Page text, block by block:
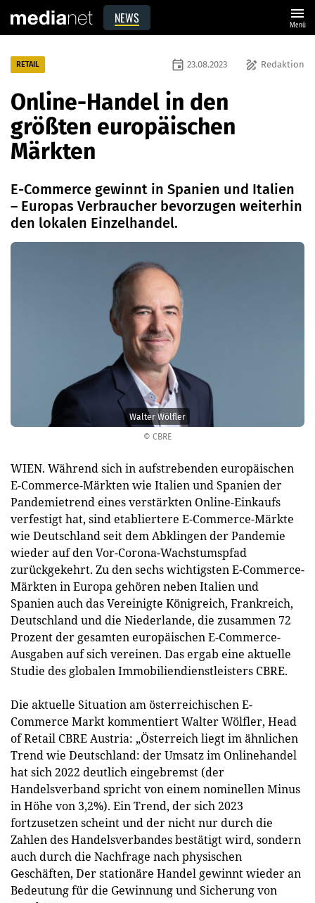
NEWS menu
Menü
© CBRE
Walter Wölfler
RETAIL draw Redaktion
event 23.08.2023
Online-Handel in den
größten europäischen
Märkten
E-Commerce gewinnt in Spanien und Italien
– Europas Verbraucher bevorzugen weiterhin
den lokalen Einzelhandel.
WIEN. Während sich in aufstrebenden europäischen
E-Commerce-Märkten wie Italien und Spanien der
Pandemietrend eines verstärkten Online-Einkaufs
verfestigt hat, sind etabliertere E-Commerce-Märkte
wie Deutschland seit dem Abklingen der Pandemie
wieder auf den Vor-Corona-Wachstumspfad
zurückgekehrt. Zu den sechs wichtigsten E-Commerce-
Märkten in Europa gehören neben Italien und
Spanien auch das Vereinigte Königreich, Frankreich,
Deutschland und die Niederlande, die zusammen 72
Prozent der gesamten europäischen E-Commerce-
Ausgaben auf sich vereinen. Das ergab eine aktuelle
Studie des globalen Immobiliendienstleisters CBRE.
Die aktuelle Situation am österreichischen E-
Commerce Markt kommentiert Walter Wölfler, Head
of Retail CBRE Austria: „Österreich liegt im ähnlichen
Trend wie Deutschland: der Umsatz im Onlinehandel
hat sich 2022 deutlich eingebremst (der
Handelsverband spricht von einem nominellen Minus
in Höhe von 3,2%). Ein Trend, der sich 2023
fortzusetzen scheint und der nicht nur durch die
Zahlen des Handelsverbandes bestätigt wird, sondern
auch durch die Nachfrage nach physischen
Geschäften, Der stationäre Handel gewinnt wieder an
Bedeutung für die Gewinnung und Sicherung von